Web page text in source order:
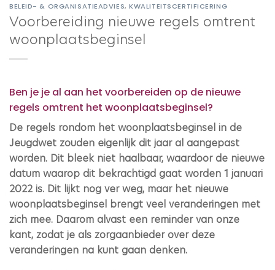
BELEID- & ORGANISATIEADVIES,KWALITEITSCERTIFICERING
Voorbereiding nieuwe regels omtrent
woonplaatsbeginsel
Ben je je al aan het voorbereiden op de nieuwe
regels omtrent het woonplaatsbeginsel?
De regels rondom het woonplaatsbeginsel in de
Jeugdwet zouden eigenlijk dit jaar al aangepast
worden. Dit bleek niet haalbaar, waardoor de nieuwe
datum waarop dit bekrachtigd gaat worden 1 januari
2022 is. Dit lijkt nog ver weg, maar het nieuwe
woonplaatsbeginsel brengt veel veranderingen met
zich mee. Daarom alvast een reminder van onze
kant, zodat je als zorgaanbieder over deze
veranderingen na kunt gaan denken.